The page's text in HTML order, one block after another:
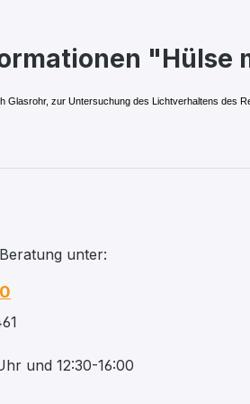
"Hülse
Glasrohr, zur Untersuchung des Lichtverhaltens des
unter:
und 12:30-16:00